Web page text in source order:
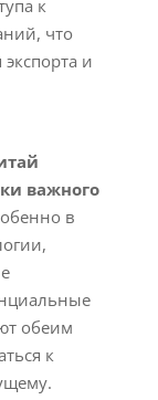
к
что
и
важного
в
обеим
к